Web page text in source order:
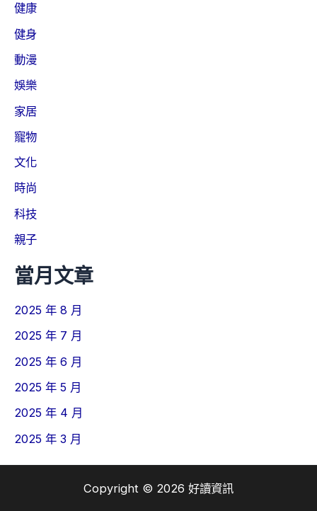
健康
健身
動漫
娛樂
家居
寵物
文化
時尚
科技
親子
當月文章
2025 年 8 月
2025 年 7 月
2025 年 6 月
2025 年 5 月
2025 年 4 月
2025 年 3 月
Copyright © 2026 好讀資訊